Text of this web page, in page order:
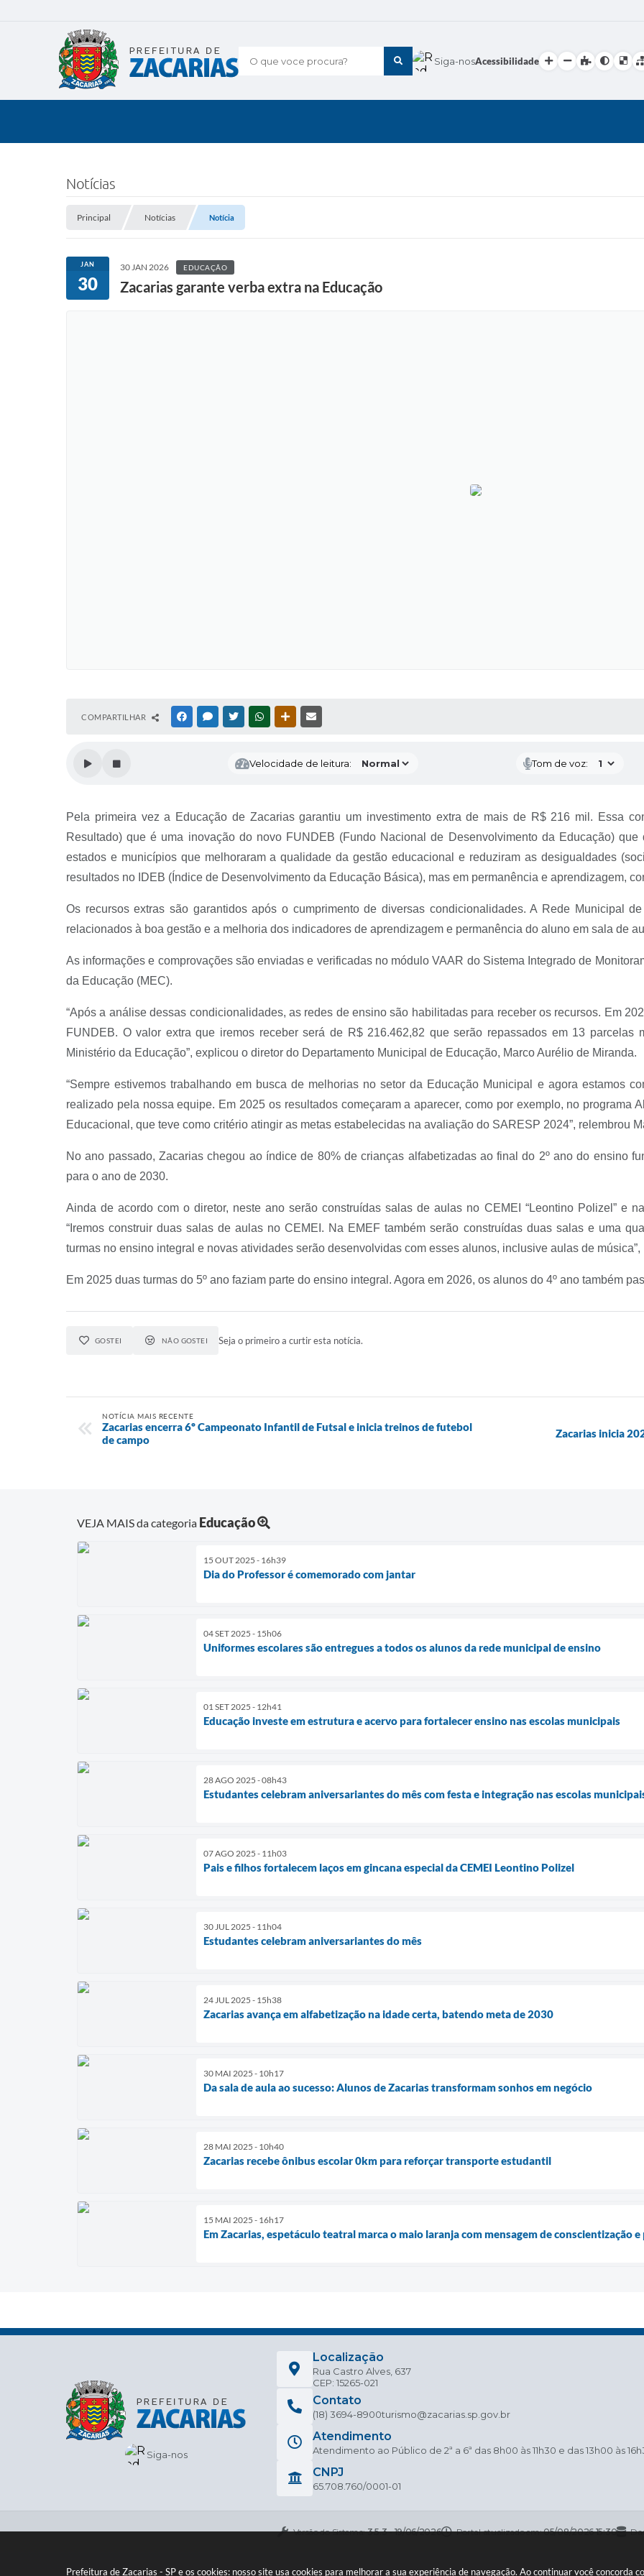
Prefeitura de Zacarias - SP e os cookies: nosso site usa cookies para melhorar a sua experiência de navegação. Ao continuar você concorda
O que voce procura? Siga-nosAcessibilidade
Notícias
Principal Notícias Notícia
JAN
30
30 JAN 2026 EDUCAÇÃO
Zacarias garante verba extra na Educação
COMPARTILHAR FACEBOOKMESSENGER
TWITTERWHATSAPPOUTRAS MÍDIAS
Velocidade de leitura: Tom de voz:
Pela primeira vez a Educação de Zacarias garantiu um investimento extra de mais de R$ 216 mil. Essa
Resultado) que é uma inovação do novo FUNDEB (Fundo Nacional de Desenvolvimento da Educação)
estados e municípios que melhoraram a qualidade da gestão educacional e reduziram as desigualdades
resultados no IDEB (Índice de Desenvolvimento da Educação Básica), mas em permanência e aprendizagem,
Os recursos extras são garantidos após o cumprimento de diversas condicionalidades. A Rede Municipal
relacionados à boa gestão e a melhoria dos indicadores de aprendizagem e permanência do aluno em sala de
As informações e comprovações são enviadas e verificadas no módulo VAAR do Sistema Integrado de
da Educação (MEC).
“Após a análise dessas condicionalidades, as redes de ensino são habilitadas para receber os recursos. Em
FUNDEB. O valor extra que iremos receber será de R$ 216.462,82 que serão repassados em 13 parcelas
Ministério da Educação”, explicou o diretor do Departamento Municipal de Educação, Marco Aurélio de Miranda.
“Sempre estivemos trabalhando em busca de melhorias no setor da Educação Municipal e agora estamos
realizado pela nossa equipe. Em 2025 os resultados começaram a aparecer, como por exemplo, no programa
Educacional, que teve como critério atingir as metas estabelecidas na avaliação do SARESP 2024”, relembrou
No ano passado, Zacarias chegou ao índice de 80% de crianças alfabetizadas ao final do 2º ano do ensino
para o ano de 2030.
Ainda de acordo com o diretor, neste ano serão construídas salas de aulas no CEMEI “Leontino Polizel” e
“Iremos construir duas salas de aulas no CEMEI. Na EMEF também serão construídas duas salas e uma
turmas no ensino integral e novas atividades serão desenvolvidas com esses alunos, inclusive aulas de música”,
Em 2025 duas turmas do 5º ano faziam parte do ensino integral. Agora em 2026, os alunos do 4º ano também
GOSTEI NÃO GOSTEI Seja o primeiro a curtir esta notícia.
NOTÍCIA MAIS RECENTE
Zacarias encerra 6º Campeonato Infantil de Futsal e inicia treinos de futebol
de campo
Zacarias inicia
VEJA MAIS da categoria Educação
15 OUT 2025 - 16h39
Dia do Professor é comemorado com jantar
04 SET 2025 - 15h06
Uniformes escolares são entregues a todos os alunos da rede municipal de ensino
01 SET 2025 - 12h41
Educação investe em estrutura e acervo para fortalecer ensino nas escolas municipais
28 AGO 2025 - 08h43
Estudantes celebram aniversariantes do mês com festa e integração nas escolas
07 AGO 2025 - 11h03
Pais e filhos fortalecem laços em gincana especial da CEMEI Leontino Polizel
30 JUL 2025 - 11h04
Estudantes celebram aniversariantes do mês
24 JUL 2025 - 15h38
Zacarias avança em alfabetização na idade certa, batendo meta de 2030
30 MAI 2025 - 10h17
Da sala de aula ao sucesso: Alunos de Zacarias transformam sonhos em negócio
28 MAI 2025 - 10h40
Zacarias recebe ônibus escolar 0km para reforçar transporte estudantil
15 MAI 2025 - 16h17
Em Zacarias, espetáculo teatral marca o maio laranja com mensagem de conscientização
Siga-nos
Localização
Rua Castro Alves, 637
CEP: 15265-021
Contato
(18) 3694-8900turismo@zacarias.sp.gov.br
Atendimento
Atendimento ao Público de 2ª a 6ª das 8h00 às 11h30 e das 13h00 às
CNPJ
65.708.760/0001-01
Versão do Sistema:3.5.3 - 19/06/2026 Portal atualizado em:05/08/2026 15:30